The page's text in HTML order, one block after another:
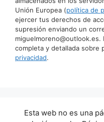
Unión Europea (política de
ejercer tus derechos de
supresión enviando un
completa y detallada sobre
privacidad.
Esta web no es una